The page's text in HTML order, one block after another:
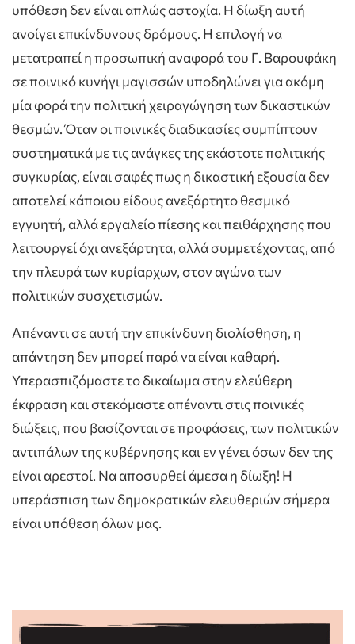
υπόθεση δεν είναι απλώς αστοχία. Η δίωξη αυτή
ανοίγει επικίνδυνους δρόμους. Η επιλογή να
μετατραπεί η προσωπική αναφορά του Γ. Βαρουφάκη
σε ποινικό κυνήγι μαγισσών υποδηλώνει για ακόμη
μία φορά την πολιτική χειραγώγηση των δικαστικών
θεσμών. Όταν οι ποινικές διαδικασίες συμπίπτουν
συστηματικά με τις ανάγκες της εκάστοτε πολιτικής
συγκυρίας, είναι σαφές πως η δικαστική εξουσία δεν
αποτελεί κάποιου είδους ανεξάρτητο θεσμικό
εγγυητή, αλλά εργαλείο πίεσης και πειθάρχησης που
λειτουργεί όχι ανεξάρτητα, αλλά συμμετέχοντας, από
την πλευρά των κυρίαρχων, στον αγώνα των
πολιτικών συσχετισμών.
Απέναντι σε αυτή την επικίνδυνη διολίσθηση, η
απάντηση δεν μπορεί παρά να είναι καθαρή.
Υπερασπιζόμαστε το δικαίωμα στην ελεύθερη
έκφραση και στεκόμαστε απέναντι στις ποινικές
διώξεις, που βασίζονται σε προφάσεις, των πολιτικών
αντιπάλων της κυβέρνησης και εν γένει όσων δεν της
είναι αρεστοί. Να αποσυρθεί άμεσα η δίωξη! Η
υπεράσπιση των δημοκρατικών ελευθεριών σήμερα
είναι υπόθεση όλων μας.